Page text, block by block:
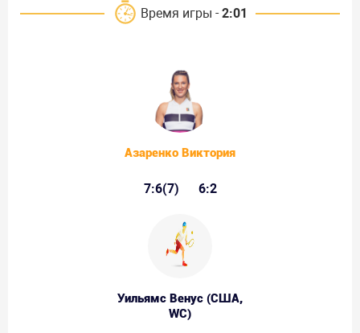
Время игры - 2:01
Азаренко Виктория
7:6(7) 6:2
Уильямс Венус (США,
WC)